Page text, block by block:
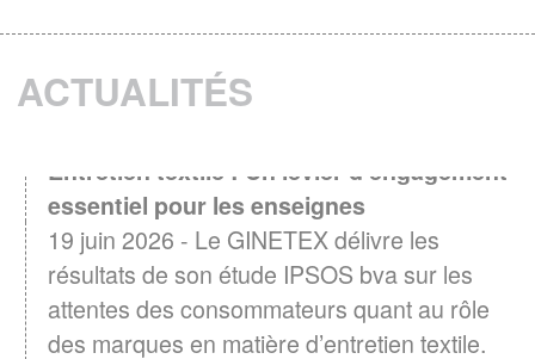
ACTUALITÉS
essentiel pour les enseignes
19 juin 2026 - Le GINETEX délivre les
résultats de son étude IPSOS bva sur les
attentes des consommateurs quant au rôle
des marques en matière d’entretien textile.